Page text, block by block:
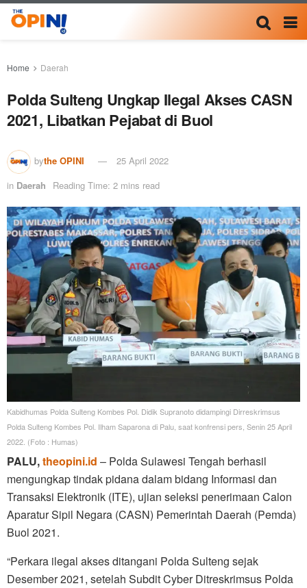
Home Daerah
Polda Sulteng Ungkap Ilegal Akses CASN
2021, Libatkan Pejabat di Buol
bythe OPINI
25 April 2022
in Daerah Reading Time: 2 mins read
Kabidhumas Polda Sulteng Kombes Pol. Didik Supranoto didampingi Dirreskrimsus
Polda Sulteng Kombes Pol. Ilham Saparona di Palu, saat konfrensi pers, Senin 25 April
2022. (Foto : Humas)
PALU,theopini.id – Polda Sulawesi Tengah berhasil
mengungkap tindak pidana dalam bidang Informasi dan
Transaksi Elektronik (ITE), ujian seleksi penerimaan Calon
Aparatur Sipil Negara (CASN) Pemerintah Daerah (Pemda)
Buol 2021.
“Perkara ilegal akses ditangani Polda Sulteng sejak
Desember 2021, setelah Subdit Cyber Ditreskrimsus Polda